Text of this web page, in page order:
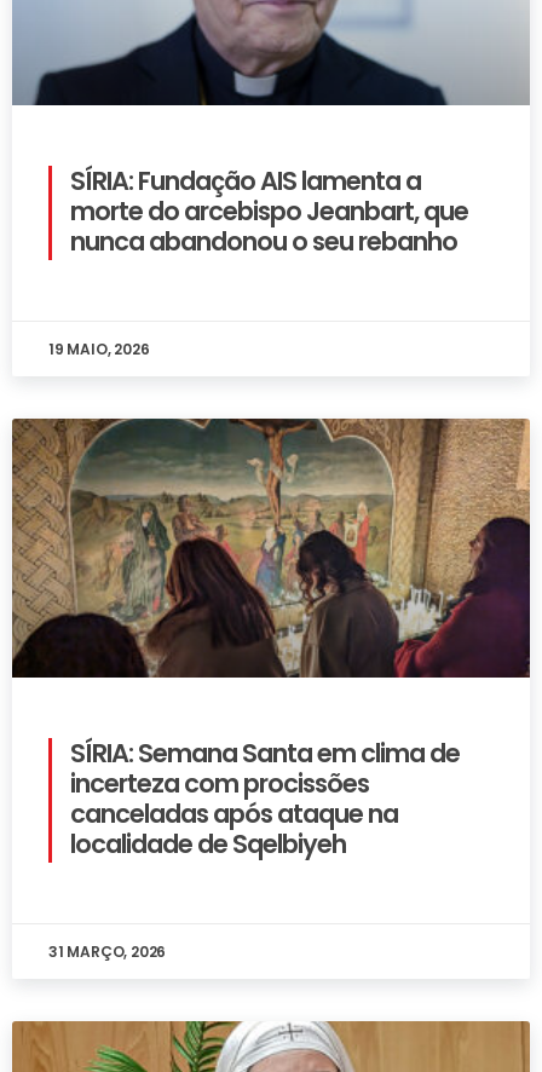
SÍRIA: Fundação AIS lamenta a
morte do arcebispo Jeanbart, que
nunca abandonou o seu rebanho
19 MAIO, 2026
SÍRIA: Semana Santa em clima de
incerteza com procissões
canceladas após ataque na
localidade de Sqelbiyeh
31 MARÇO, 2026